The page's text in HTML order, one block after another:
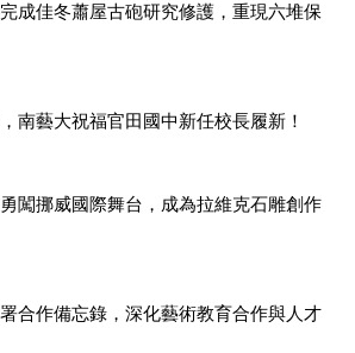
成佳冬蕭屋古砲研究修護，重現六堆保
南藝大祝福官田國中新任校長履新！
闖挪威國際舞台，成為拉維克石雕創作
合作備忘錄，深化藝術教育合作與人才